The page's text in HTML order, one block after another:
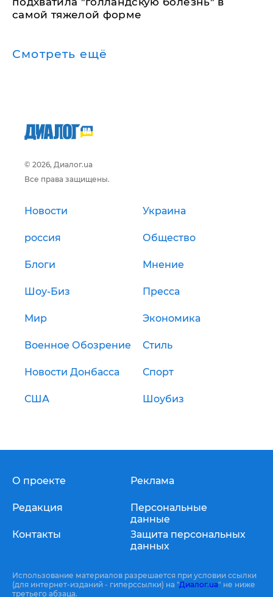
самой тяжелой форме
Смотреть ещё
© 2026, Диалог.ua
Все права защищены.
Новости Украина
россия Общество
Блоги Мнение
Шоу-Биз Пресса
Мир Экономика
Военное Обозрение Стиль
Новости Донбасса Спорт
США Шоубиз
О проекте
Редакция
Контакты
Реклама
Персональные
данные
Защита персональных
данных
Использование материалов разрешается при условии ссылки
(для интернет-изданий - гиперссылки) на "Диалог.ua" не ниже
третьего абзаца.